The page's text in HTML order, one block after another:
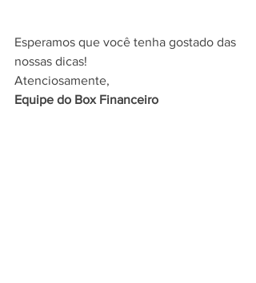
Esperamos que você tenha gostado das
nossas dicas!
Atenciosamente,
Equipe do Box Financeiro